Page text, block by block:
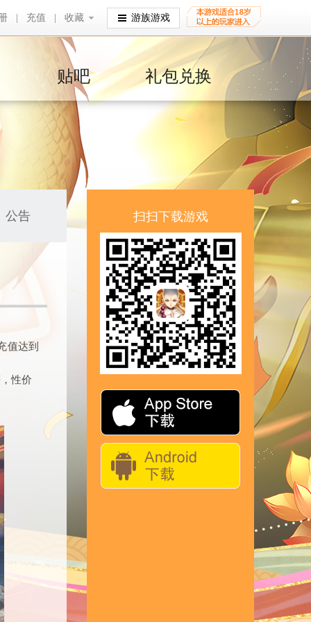
充值 收藏
收藏 游族游戏
贴吧 礼包兑换
公告
值达到
，性价
扫扫下载游戏